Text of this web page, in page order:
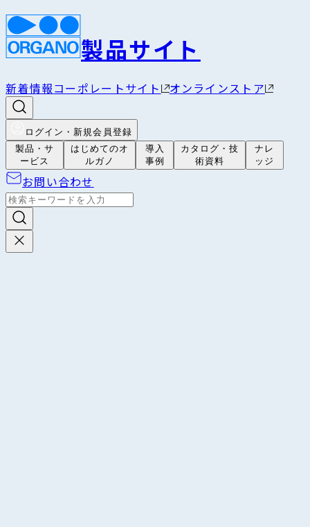
製品サイト
新着情報コーポレートサイト オンラインストア
ログイン・新規会員登録
製品・サ
ービス
はじめてのオ
ルガノ
導入
事例
カタログ・技
術資料
ナレ
ッジ
お問い合わせ